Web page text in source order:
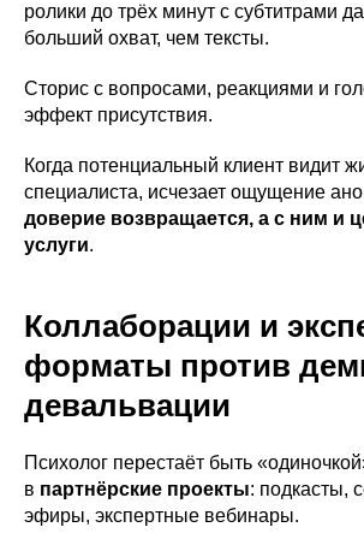
ролики до трёх минут с субтитрами
больший охват, чем тексты.
Сторис с вопросами, реакциями и
эффект присутствия.
Когда потенциальный клиент видит
специалиста, исчезает ощущение
доверие возвращается, а с ним и
услуги.
Коллаборации и
форматы против
девальвации
Психолог перестаёт быть
в партнёрские проекты: подкасты,
эфиры, экспертные вебинары.